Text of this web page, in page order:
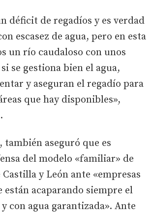
déficit de regadíos y es verdad
escasez de agua, pero en esta
un río caudaloso con unos
se gestiona bien el agua,
y aseguran el regadío para
que hay disponibles»,
aseguró que es
del modelo «familiar» de
y León ante «empresas
están acaparando siempre el
con agua garantizada». Ante